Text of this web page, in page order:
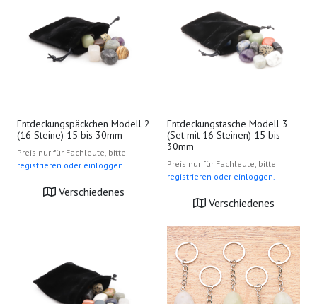
Entdeckungspäckchen Modell 2
(16 Steine) 15 bis 30mm
Preis nur für Fachleute, bitte
registrieren oder einloggen.
Verschiedenes
Entdeckungstasche Modell 3
(Set mit 16 Steinen) 15 bis
30mm
Preis nur für Fachleute, bitte
registrieren oder einloggen.
Verschiedenes